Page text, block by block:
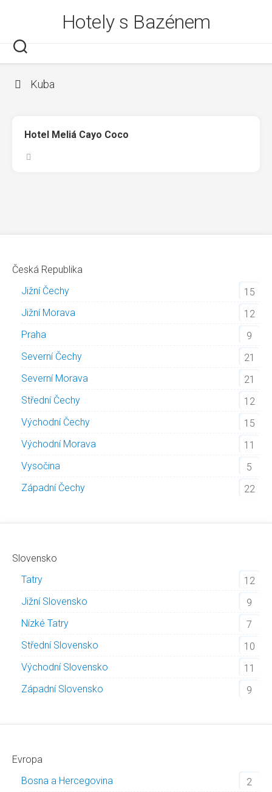
Hotely s Bazénem
Kuba
Hotel Meliá Cayo Coco
Česká Republika
Jižní Čechy
15
Jižní Morava
12
Praha
9
Severní Čechy
21
Severní Morava
21
Střední Čechy
12
Východní Čechy
15
Východní Morava
11
Vysočina
5
Západní Čechy
22
Slovensko
Tatry
12
Jižní Slovensko
9
Nízké Tatry
7
Střední Slovensko
10
Východní Slovensko
11
Západní Slovensko
9
Evropa
Bosna a Hercegovina
2